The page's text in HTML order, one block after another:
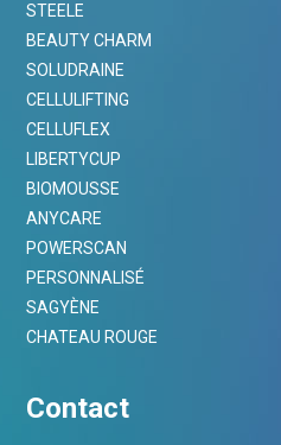
STEELE
BEAUTY CHARM
SOLUDRAINE
CELLULIFTING
CELLUFLEX
LIBERTYCUP
BIOMOUSSE
ANYCARE
POWERSCAN
PERSONNALISÉ
SAGYÈNE
CHATEAU ROUGE
Contact